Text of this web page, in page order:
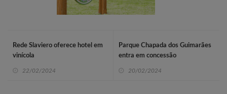
Rede Slaviero oferece hotel em
vinícola
22/02/2024
Parque Chapada dos Guimarães
entra em concessão
20/02/2024